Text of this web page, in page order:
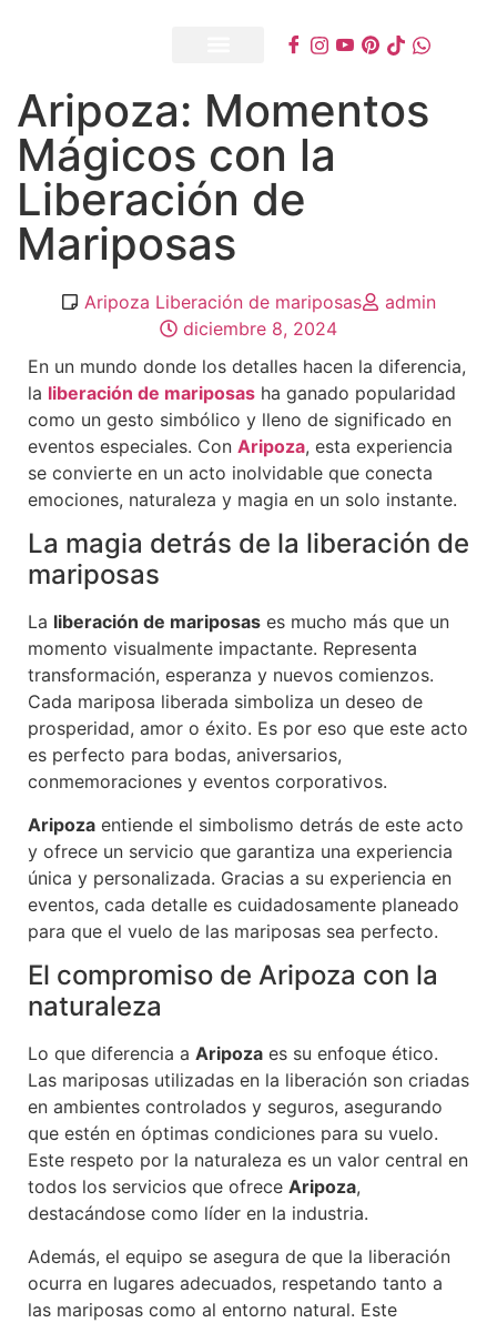
Aripoza: Momentos
Mágicos con la
Liberación de
Mariposas
Aripoza Liberación de mariposas
admin
diciembre 8, 2024
En un mundo donde los detalles hacen la diferencia,
la liberación de mariposas ha ganado popularidad
como un gesto simbólico y lleno de significado en
eventos especiales. Con Aripoza, esta experiencia
se convierte en un acto inolvidable que conecta
emociones, naturaleza y magia en un solo instante.
La magia detrás de la liberación de
mariposas
La liberación de mariposas es mucho más que un
momento visualmente impactante. Representa
transformación, esperanza y nuevos comienzos.
Cada mariposa liberada simboliza un deseo de
prosperidad, amor o éxito. Es por eso que este acto
es perfecto para bodas, aniversarios,
conmemoraciones y eventos corporativos.
Aripoza entiende el simbolismo detrás de este acto
y ofrece un servicio que garantiza una experiencia
única y personalizada. Gracias a su experiencia en
eventos, cada detalle es cuidadosamente planeado
para que el vuelo de las mariposas sea perfecto.
El compromiso de Aripoza con la
naturaleza
Lo que diferencia a Aripoza es su enfoque ético.
Las mariposas utilizadas en la liberación son criadas
en ambientes controlados y seguros, asegurando
que estén en óptimas condiciones para su vuelo.
Este respeto por la naturaleza es un valor central en
todos los servicios que ofrece Aripoza,
destacándose como líder en la industria.
Además, el equipo se asegura de que la liberación
ocurra en lugares adecuados, respetando tanto a
las mariposas como al entorno natural. Este